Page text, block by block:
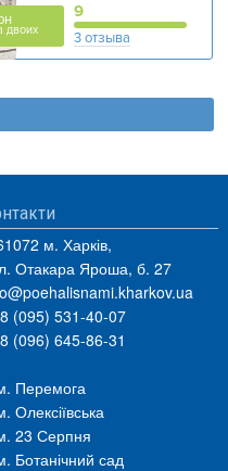
двоих
9
3 отзыва
м. Харків,
Отакара Яроша, б. 27
(095) 531-40-07
(096) 645-86-31
Перемога
Олексіївська
23 Серпня
Ботанічний сад